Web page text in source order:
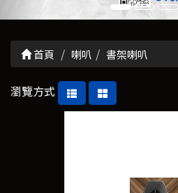
首頁 喇叭 書架喇叭
瀏覽方式